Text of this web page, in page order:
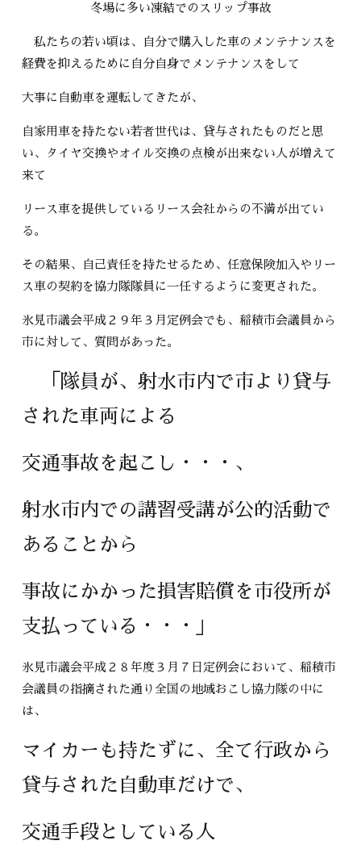
冬場に多い凍結でのスリップ事故
私たちの若い頃は、自分で購入した車のメンテナンスを
経費を抑えるために自分自身でメンテナンスをして
大事に自動車を運転してきたが、
自家用車を持たない若者世代は、貸与されたものだと思
い、タイヤ交換やオイル交換の点検が出来ない人が増えて
来て
リース車を提供しているリース会社からの不満が出てい
る。
その結果、自己責任を持たせるため、任意保険加入やリー
ス車の契約を協力隊隊員に一任するように変更された。
氷見市議会平成２９年３月定例会でも、稲積市会議員から
市に対して、質問があった。
「隊員が、射水市内で市より貸与
された車両による
交通事故を起こし・・・、
射水市内での講習受講が公的活動で
あることから
事故にかかった損害賠償を市役所が
支払っている・・・」
氷見市議会平成２８年度３月７日定例会において、稲積市
会議員の指摘された通り全国の地域おこし協力隊の中に
は、
マイカーも持たずに、全て行政から
貸与された自動車だけで、
交通手段としている人